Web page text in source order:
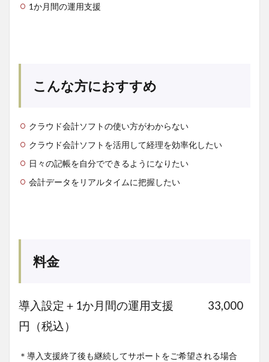
1か月間の運用支援
こんな方におすすめ
クラウド会計ソフトの使い方がわからない
クラウド会計ソフトを活用して経理を効率化したい
日々の記帳を自分でできるようになりたい
会計データをリアルタイムに把握したい
料金
導入設定＋1か月間の運用支援 33,000
円（税込）
＊導入支援終了後も継続してサポートをご希望される場合